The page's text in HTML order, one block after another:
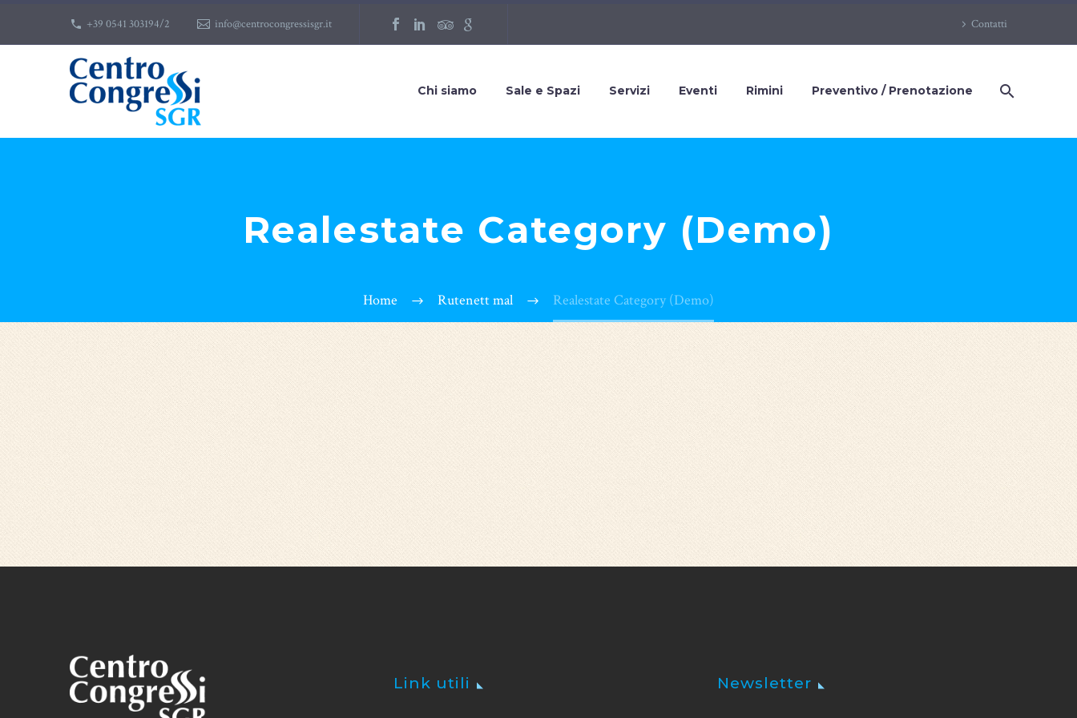
+39 0541 303194/2 info@centrocongressisgr.it Contatti
Chi siamo Sale e Spazi Servizi Eventi Rimini Preventivo / Prenotazione
Realestate Category (Demo)
Home Rutenett mal Realestate Category (Demo)
Link utili Newsletter